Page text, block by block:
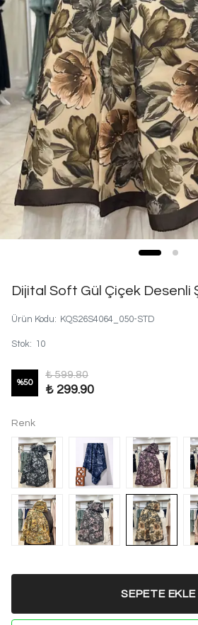
Dijital Soft Gül Çiçek Desenli
Ürün Kodu: KQS26S4064_050-STD
Stok: 10
%50
₺ 599.80
₺ 299.90
Renk
SEPETE EKLE